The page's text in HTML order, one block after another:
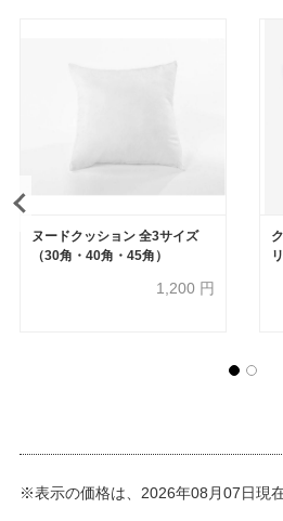
ヌードクッション 全3サイズ
（30角・40角・45角）
1,200 円
※表示の価格は、2026年08月07日現